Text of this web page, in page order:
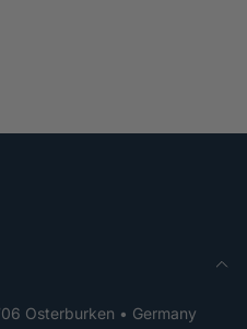
Osterburken • Germany